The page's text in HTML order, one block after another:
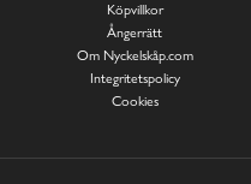
Köpvillkor
Ångerrätt
Om Nyckelskåp.com
Integritetspolicy
Cookies